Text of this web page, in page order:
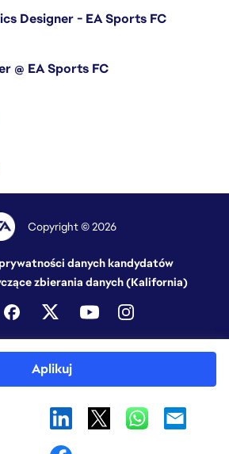
Aplikuj
Designer - EA Sports FC
@ EA Sports FC
Copyright © 2026
danych kandydatów
zbierania danych (Kalifornia)